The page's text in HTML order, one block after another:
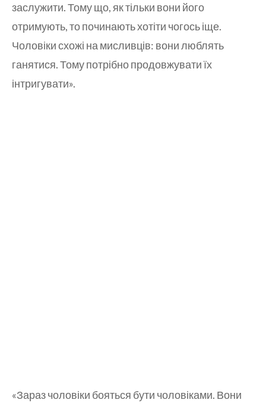
заслужити. Тому що, як тільки вони його
отримують, то починають хотіти чогось іще.
Чоловіки схожі на мисливців: вони люблять
ганятися. Тому потрібно продовжувати їх
інтригувати».
«Зараз чоловіки бояться бути чоловіками. Вони